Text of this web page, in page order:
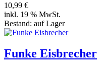
10,99 €
inkl. 19 % MwSt.
Bestand: auf Lager
Funke Eisbrecher